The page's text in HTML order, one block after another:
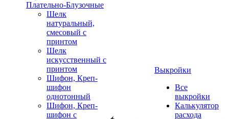
Плательно-Блузочные
Шелк
натуральный,
смесовый с
принтом
Шелк
искусственный с
принтом
Шифон, Креп-
шифон
однотонный
Шифон, Креп-
шифон с
Выкройки
Все
выкройки
Калькулятор
расхода